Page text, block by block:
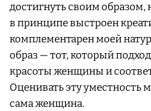
достигнуть своим образом,
в принципе выстроен
комплементарен моей
образ — тот, который
красоты женщины и
Оценивать эту уместность
сама женщина.